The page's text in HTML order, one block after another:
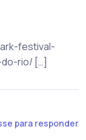
festival-
rio/ […]
para responder